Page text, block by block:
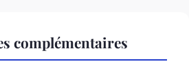
complémentaires